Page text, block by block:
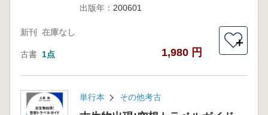
出版年： 200601
新刊 在庫なし
古書 1点 1,980 円
＋
単行本 その他考古